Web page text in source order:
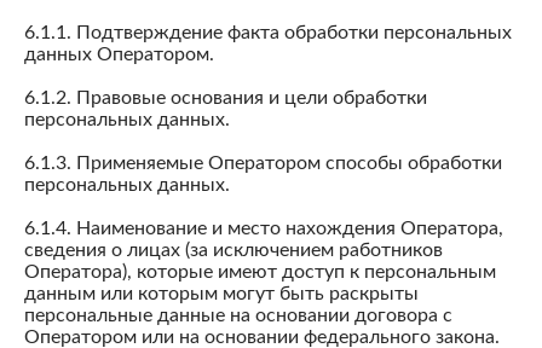
6.1.1. Подтверждение факта обработки персональных
данных Оператором.
6.1.2. Правовые основания и цели обработки
персональных данных.
6.1.3. Применяемые Оператором способы обработки
персональных данных.
6.1.4. Наименование и место нахождения Оператора,
сведения о лицах (за исключением работников
Оператора), которые имеют доступ к персональным
данным или которым могут быть раскрыты
персональные данные на основании договора с
Оператором или на основании федерального закона.